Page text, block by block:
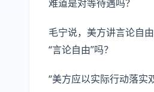
难道是对等待遇吗？
毛宁说，美方讲言论自
“言论自由”吗？
“美方应以实际行动落实